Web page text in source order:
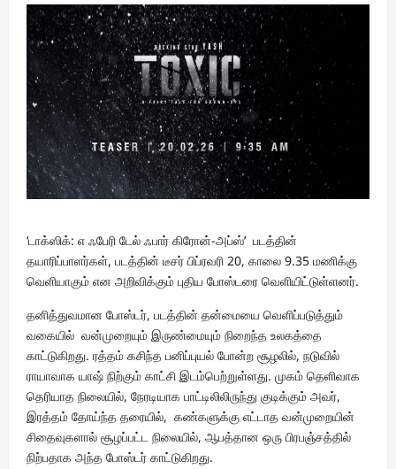
‘டாக்ஸிக்: எ ஃபேரி டேல் ஃபார் கிரோன்-அப்ஸ்’ படத்தின்
தயாரிப்பாளர்கள், படத்தின் டீசர் பிப்ரவரி 20, காலை 9.35 மணிக்கு
வெளியாகும் என அறிவிக்கும் புதிய போஸ்டரை வெளியிட்டுள்ளனர்.
தனித்துவமான போஸ்டர், படத்தின் தன்மையை வெளிப்படுத்தும்
வகையில் வன்முறையும் இருண்மையும் நிறைந்த உலகத்தை
காட்டுகிறது. ரத்தம் கசிந்த பனிப்புயல் போன்ற சூழலில், நடுவில்
ராயாவாக யாஷ் நிற்கும் காட்சி இடம்பெற்றுள்ளது. முகம் தெளிவாக
தெரியாத நிலையில், நேரடியாக பாட்டிலிலிருந்து குடிக்கும் அவர்,
இரத்தம் தோய்ந்த தரையில், கண்களுக்கு எட்டாத வன்முறையின்
சிதைவுகளால் சூழப்பட்ட நிலையில், ஆபத்தான ஒரு பிரபஞ்சத்தில்
நிற்பதாக அந்த போஸ்டர் காட்டுகிறது.